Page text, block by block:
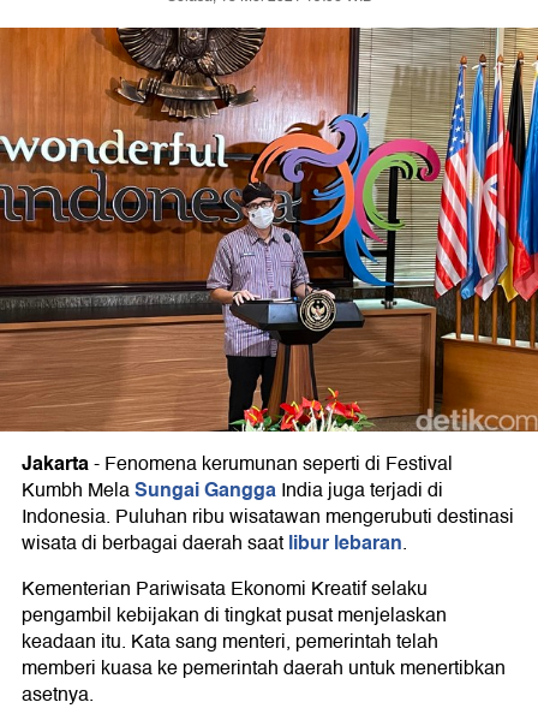
Jakarta-Fenomena kerumunan seperti di Festival
Kumbh MelaSungai GanggaIndia juga terjadi di
Indonesia. Puluhan ribu wisatawan mengerubuti destinasi
wisata di berbagai daerah saatlibur lebaran.
Kementerian Pariwisata Ekonomi Kreatif selaku
pengambil kebijakan di tingkat pusat menjelaskan
keadaan itu. Kata sang menteri, pemerintah telah
memberi kuasa ke pemerintah daerah untuk menertibkan
asetnya.